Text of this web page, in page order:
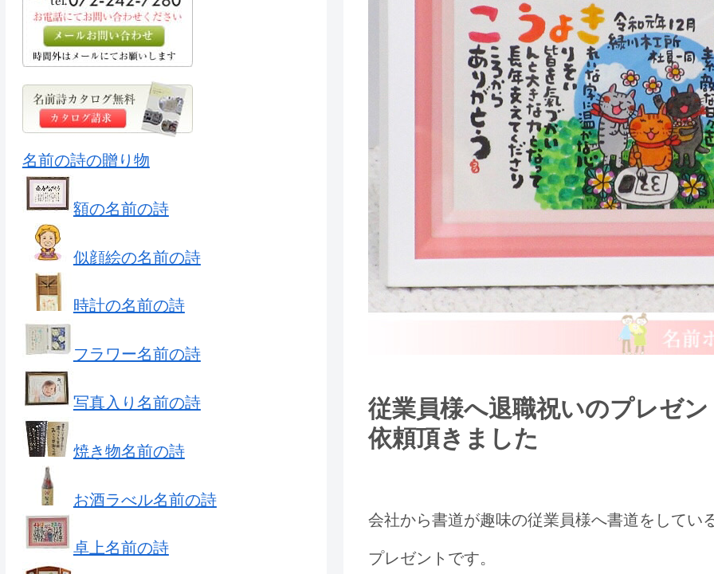
従業員様へ退職祝いのプレゼ
依頼頂きました
会社から書道が趣味の従業員様へ書道をしてい
プレゼントです。
名前の詩の贈り物
額の名前の詩
似顔絵の名前の詩
時計の名前の詩
フラワー名前の詩
写真入り名前の詩
焼き物名前の詩
お酒ラべル名前の詩
卓上名前の詩